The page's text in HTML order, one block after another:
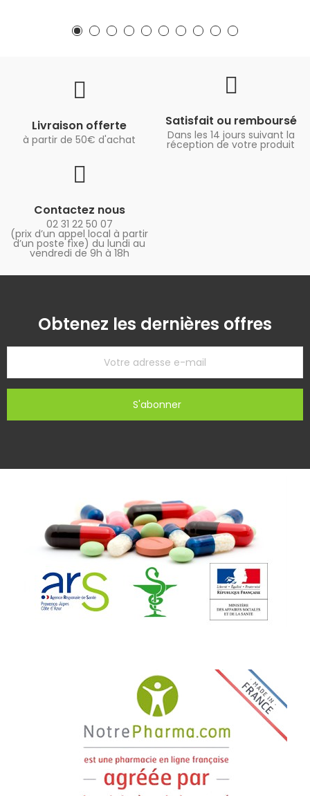
Livraison offerte
à partir de 50€ d'achat
Satisfait ou remboursé
Dans les 14 jours suivant la
réception de votre produit
Contactez nous
02 31 22 50 07
(prix d’un appel local à partir
d’un poste fixe) du lundi au
vendredi de 9h à 18h
Obtenez les dernières offres
S'abonner